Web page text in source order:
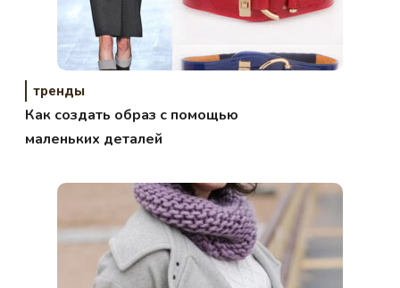
тренды
Как создать образ с помощью
маленьких деталей